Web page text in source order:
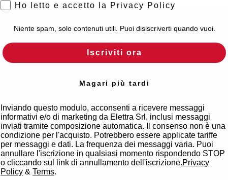
Ho letto e accetto la Privacy Policy
Niente spam, solo contenuti utili. Puoi disiscriverti quando vuoi.
Iscriviti ora
Magari più tardi
Inviando questo modulo, acconsenti a ricevere messaggi
informativi e/o di marketing da Elettra Srl, inclusi messaggi
inviati tramite composizione automatica. Il consenso non è una
condizione per l'acquisto. Potrebbero essere applicate tariffe
per messaggi e dati. La frequenza dei messaggi varia. Puoi
annullare l'iscrizione in qualsiasi momento rispondendo STOP
o cliccando sul link di annullamento dell'iscrizione.Privacy
Policy & Terms.